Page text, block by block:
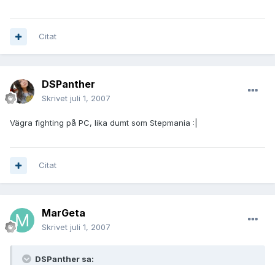
Citat
DSPanther
Skrivet juli 1, 2007
Vägra fighting på PC, lika dumt som Stepmania :|
Citat
MarGeta
Skrivet juli 1, 2007
DSPanther sa: